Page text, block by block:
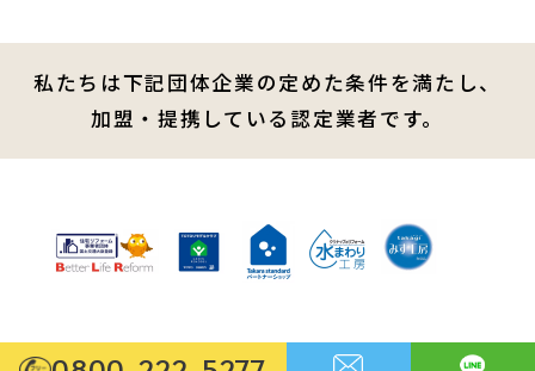
私たちは下記団体企業の定めた条件を満たし、
加盟・提携している認定業者です。